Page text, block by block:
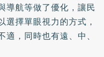
導航等做了優化，讓民
選擇單眼視力的方式，
，同時也有遠、中、